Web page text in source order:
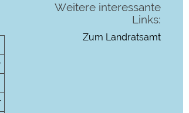
Weitere interessante
Links:
Zum Landratsamt